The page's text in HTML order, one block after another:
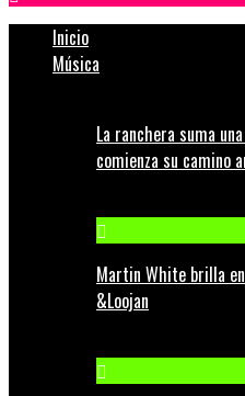
Inicio
Música
La ranchera suma
comienza su camino
Martin White brilla
&Loojan